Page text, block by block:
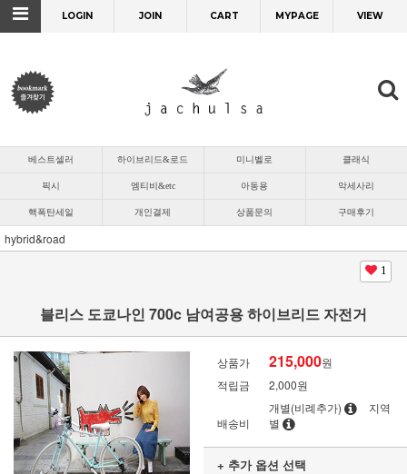
LOGIN JOIN CART MYPAGE VIEW
베스트셀러 하이브리드&로드 미니벨로 클래식
픽시 엠티비&etc 아동용 악세사리
핵폭탄세일 개인결제 상품문의 구매후기
hybrid&road
1
블리스 도쿄나인 700c 남여공용 하이브리드 자전거
상품가 215,000원
적립금
2,000원
배송비
개별(비례추가)
지역
별
+ 추가 옵션 선택